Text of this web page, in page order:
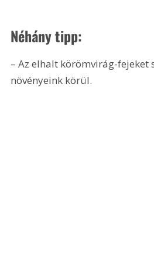
Néhány tipp:
– Az elhalt körömvirág-fejeket
növényeink körül.